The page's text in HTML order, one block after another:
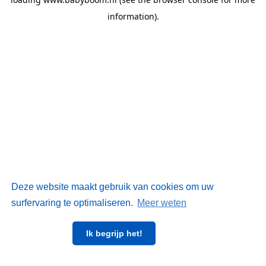
Deze website maakt gebruik van cookies om uw
surfervaring te optimaliseren. Meer weten
Ik begrijp het!
information).